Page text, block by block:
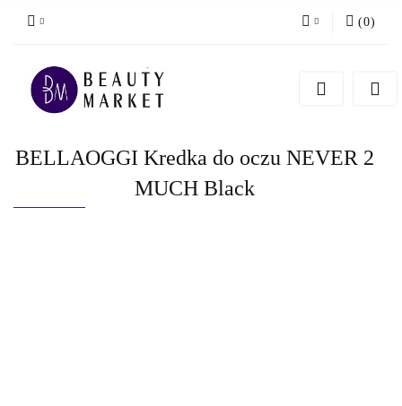
Zarejestruj się
(0)
BELLAOGGI Kredka do oczu NEVER 2
MUCH Black